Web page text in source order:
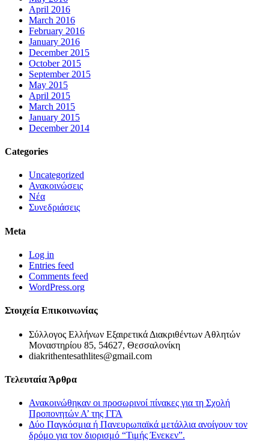
April 2016
March 2016
February 2016
January 2016
December 2015
October 2015
September 2015
May 2015
April 2015
March 2015
January 2015
December 2014
Categories
Uncategorized
Ανακοινώσεις
Νέα
Συνεδριάσεις
Meta
Log in
Entries feed
Comments feed
WordPress.org
Στοιχεία Επικοινωνίας
Σύλλογος Ελλήνων Εξαιρετικά Διακριθέντων Αθλητών
Μοναστηρίου 85, 54627, Θεσσαλονίκη
diakrithentesathlites@gmail.com
Τελευταία Άρθρα
Ανακοινώθηκαν οι προσωρινοί πίνακες για τη Σχολή
Προπονητών Α’ της ΓΓΑ
Δύο Παγκόσμια ή Πανευρωπαϊκά μετάλλια ανοίγουν τον
δρόμο για τον διορισμό “Τιμής Ένεκεν”.